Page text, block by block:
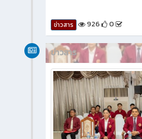
ข่าวสาร 926 0
ข่าวสาร